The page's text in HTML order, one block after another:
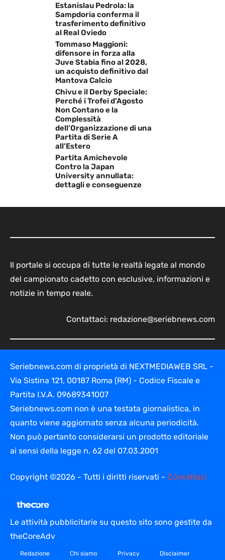
Estanislau Pedrola: la
Sampdoria conferma il
trasferimento definitivo
al Real Oviedo
Tommaso Maggioni:
difensore in forza alla
Juve Stabia fino al 2028,
un acquisto definitivo dal
Mantova Calcio
Chivu e il Derby Speciale:
Perché i Trofei d’Agosto
Non Contano e la
Complessità
dell’Organizzazione di una
Partita di Serie A
all’Estero
Partita Amichevole
Contro la Japan
University annullata:
dettagli e conseguenze
Il portale si occupa di tutte le realtà legate al mondo
del campionato cadetto con esclusive, informazioni e
notizie in tempo reale.
Contattaci: redazione@seriebnews.com
Seriebnews.com di proprietà di NEXTMEDIAWEB SRL -
Via Sistina 121, 00187 Roma (RM) - Codice Fiscale e
Partita I.V.A. 09689341007
Seriebnews.com non è una testata giornalistica, in
quanto viene aggiornato senza alcuna periodicità.
Non può pertanto considerarsi un prodotto editoriale
ai sensi della legge n. 62 del 07.03.2001
Copyright ©2026 - Tutti i diritti riservati - Contattaci
Le attività pubblicitarie su questo sito sono gestite da
theCoreAdv
Redazione Chi siamo Privacy Disclaimer